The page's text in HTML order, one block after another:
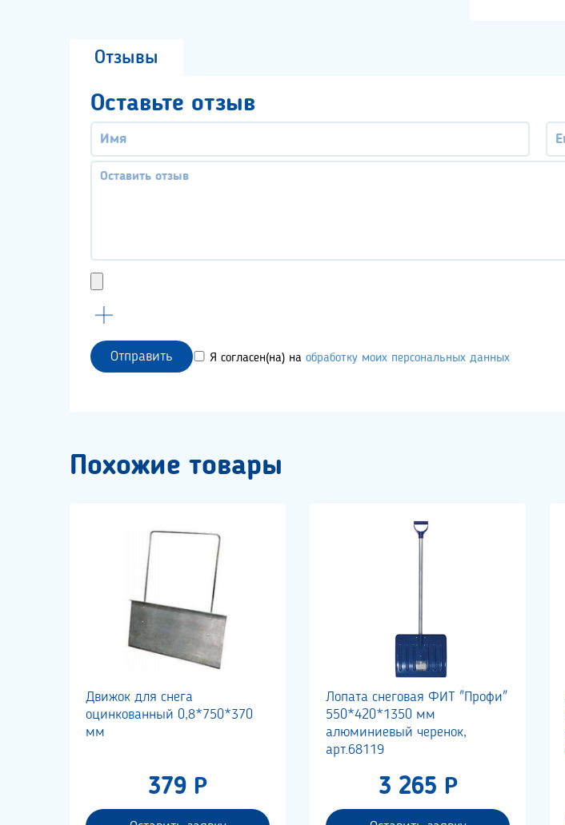
Отзывы
Оставьте отзыв
Отправить Я согласен(на) на обработку моих персональных данных
Похожие товары
Движок для снега
оцинкованный 0,8*750*370
мм
379 Р
Лопата снеговая ФИТ "Профи"
550*420*1350 мм
алюминиевый черенок,
арт.68119
3 265 Р